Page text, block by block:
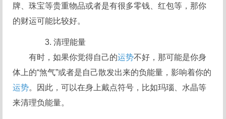
牌、珠宝等贵重物品或者是有很多零钱、红包等，那你
的财运可能比较好。
3. 清理能量
有时，如果你觉得自己的运势不好，那可能是你身
体上的“煞气”或者是自己散发出来的负能量，影响着你的
运势。因此，可以在身上戴点符号，比如玛瑙、水晶等
来清理负能量。